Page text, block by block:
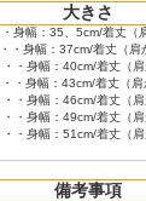
大きさ
身幅：35、5cm/着丈（
・身幅：37cm/着丈（肩
・身幅：40cm/着丈（
・身幅：43cm/着丈（
・身幅：46cm/着丈（
・身幅：49cm/着丈（
・身幅：51cm/着丈（
備考事項